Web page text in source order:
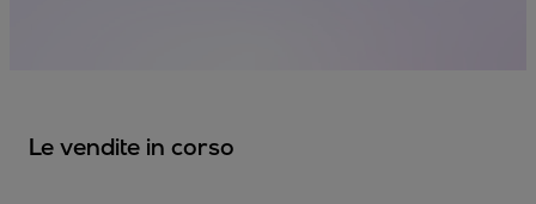
Le vendite in corso